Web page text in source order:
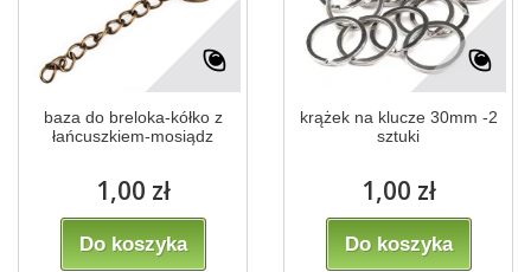
baza do breloka-kółko z
łańcuszkiem-mosiądz
1,00 zł
Do koszyka
krążek na klucze 30mm -2
sztuki
1,00 zł
Do koszyka